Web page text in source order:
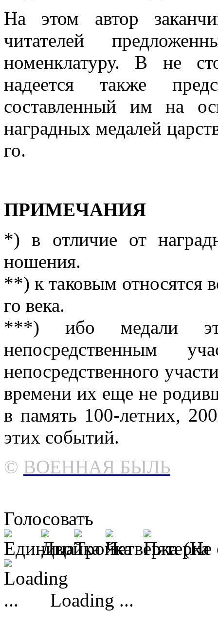
На этом автор
читателей
номенклатуру. В не
надеется также
составленный им на
наградных медалей
го.
ПРИМЕЧАНИЯ
*) в отличие от
ношения.
**) к таковым относятся
го века.
***) ибо медали
непосредственным
непосредственного
времени их еще не
в память 100-летних,
этих событий.
© ВОЕННАЯ БЫЛЬ
Голосовать
(Не
Loading ...